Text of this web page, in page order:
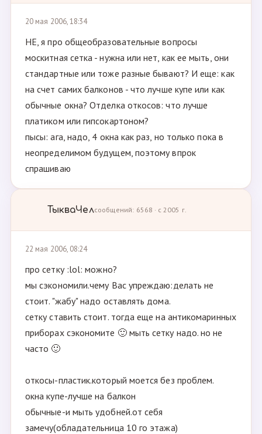
20 мая 2006, 18:34
НЕ, я про общеобразовательные вопросы
москитная сетка - нужна или нет, как ее мыть, они
стандартные или тоже разные бывают? И еще: как
на счет самих балконов - что лучше купе или как
обычные окна? Отделка откосов: что лучше
платиком или гипсокартоном?
пысы: ага, надо, 4 окна как раз, но только пока в
неопределимом будущем, поэтому впрок
спрашиваю
ТыкваЧелсообщений: 6568 · с 2005 г.
22 мая 2006, 08:24
про сетку :lol: можно?
мы сэкономили.чему Вас упреждаю:делать не
стоит. "жабу" надо оставлять дома.
сетку ставить стоит. тогда еще на антикомаринных
приборах сэкономите 🙂 мыть сетку надо. но не
часто 🙂
откосы-пластик.который моется без проблем.
окна купе-лучше на балкон
обычные-и мыть удобней.от себя
замечу(обладательница 10 го этажа)